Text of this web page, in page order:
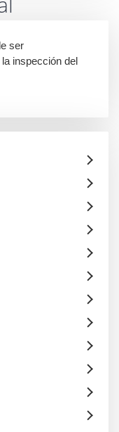
ser
inspección del